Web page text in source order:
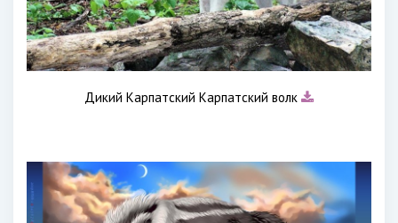
Дикий Карпатский Карпатский волк